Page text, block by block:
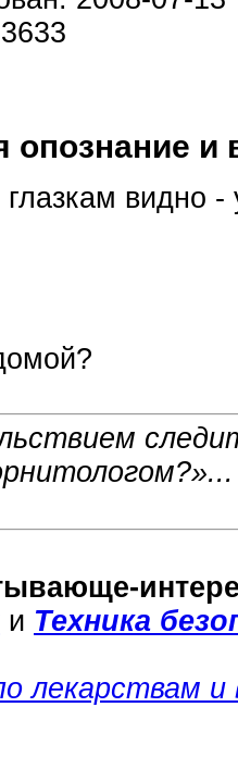
опознание
видно -
и Техника
лекарствам